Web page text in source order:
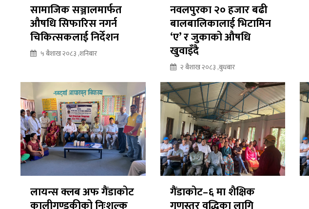
सामाजिक सञ्जालमार्फत
औषधि सिफारिस नगर्न
चिकित्सकलाई निर्देशन
५ बैशाख २०८३ ,शनिबार
नवलपुरका २० हजार बढी
बालबालिकालाई भिटामिन
‘ए’ र जुकाको औषधि
खुवाइँदै
२ बैशाख २०८३ ,बुधबार
लायन्स क्लब अफ गैंडाकोट गैंडाकोट–६ मा शैक्षिक